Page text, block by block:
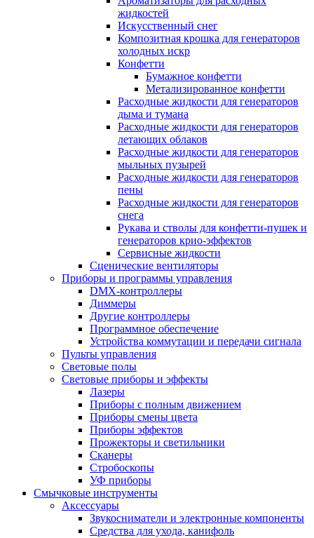
жидкостей
Искусственный снег
Композитная крошка для генераторов
холодных искр
Конфетти
Бумажное конфетти
Метализированное конфетти
Расходные жидкости для генераторов
дыма и тумана
Расходные жидкости для генераторов
летающих облаков
Расходные жидкости для генераторов
мыльных пузырей
Расходные жидкости для генераторов
пены
Расходные жидкости для генераторов
снега
Рукава и стволы для конфетти-пушек и
генераторов крио-эффектов
Сервисные жидкости
Сценические вентиляторы
Приборы и программы управления
DMX-контроллеры
Диммеры
Другие контроллеры
Программное обеспечение
Устройства коммутации и передачи сигнала
Пульты управления
Световые полы
Световые приборы и эффекты
Лазеры
Приборы с полным движением
Приборы смены цвета
Приборы эффектов
Прожекторы и светильники
Сканеры
Стробоскопы
УФ приборы
Смычковые инструменты
Аксессуары
Звукосниматели и электронные компоненты
Средства для ухода, канифоль